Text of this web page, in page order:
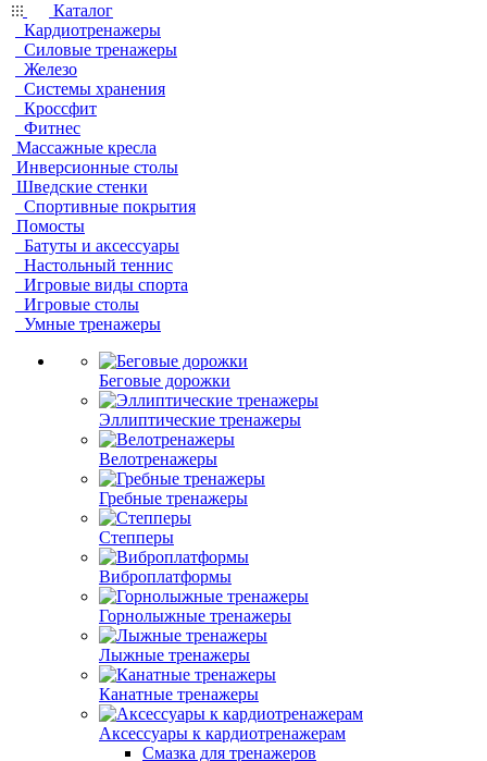
Каталог
Кардиотренажеры
Силовые тренажеры
Железо
Системы хранения
Кроссфит
Фитнес
Массажные кресла
Инверсионные столы
Шведские стенки
Спортивные покрытия
Помосты
Батуты и аксессуары
Настольный теннис
Игровые виды спорта
Игровые столы
Умные тренажеры
Беговые дорожки
Эллиптические тренажеры
Велотренажеры
Гребные тренажеры
Степперы
Виброплатформы
Горнолыжные тренажеры
Лыжные тренажеры
Канатные тренажеры
Аксессуары к кардиотренажерам
Смазка для тренажеров